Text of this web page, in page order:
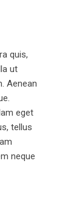
quis,
ut
Aenean
eget
tellus
neque